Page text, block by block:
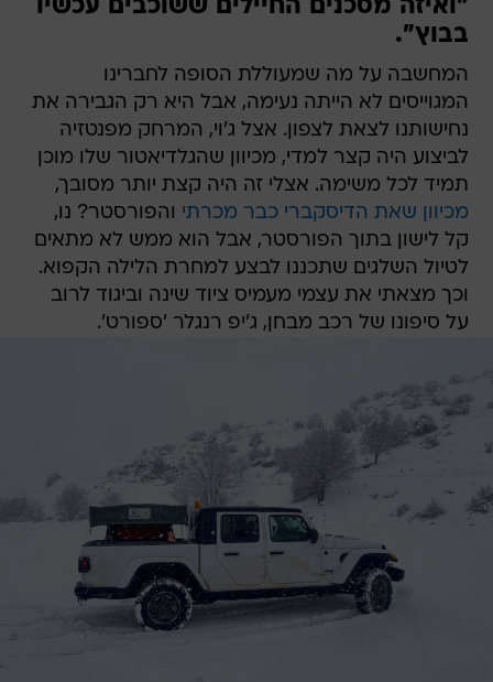
"ואיזה מסכנים החיילים ששוכבים עכשיו
בבוץ".
המחשבה על מה שמעוללת הסופה לחברינו
המגוייסים לא הייתה נעימה, אבל היא רק הגבירה את
נחישותנו לצאת לצפון. אצל ג'וי, המרחק מפנטזיה
לביצוע היה קצר למדי, מכיוון שהגלדיאטור שלו מוכן
תמיד לכל משימה. אצלי זה היה קצת יותר מסובך,
מכיוון שאת הדיסקברי כבר מכרתי והפורסטר? נו,
קל לישון בתוך הפורסטר, אבל הוא ממש לא מתאים
לטיול השלגים שתכננו לבצע למחרת הלילה הקפוא.
וכך מצאתי את עצמי מעמיס ציוד שינה וביגוד לרוב
על סיפונו של רכב מבחן, ג'יפ רנגלר 'ספורט'.